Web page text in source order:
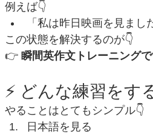
例えば👇
「私は昨日映画を見ま
この状態を解決するのが👇
👉 瞬間英作文トレーニングで
⚡ どんな練習をす
やることはとてもシンプル👇
日本語を見る